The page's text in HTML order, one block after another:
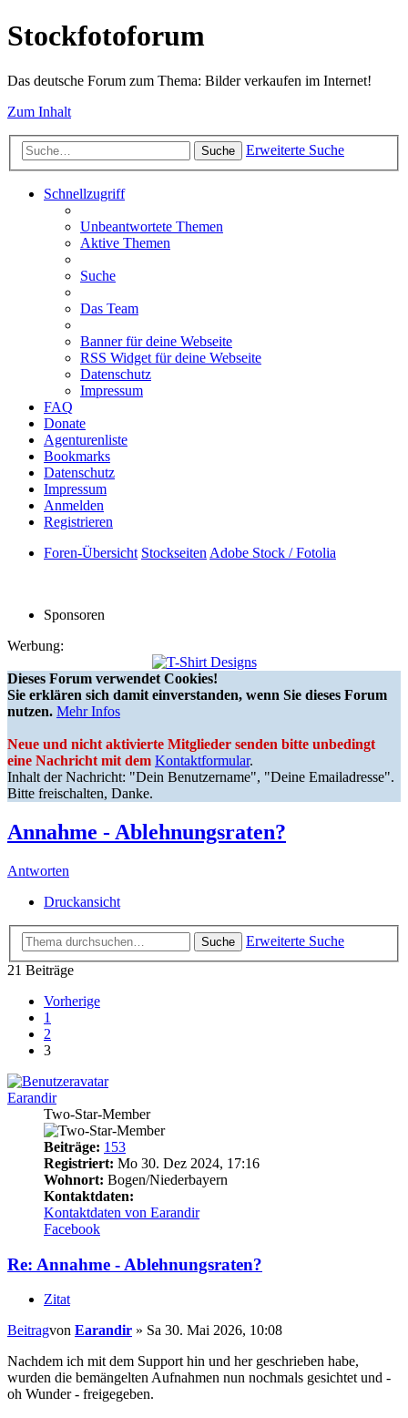
Stockfotoforum
Das deutsche Forum zum Thema: Bilder verkaufen im Internet!
Zum Inhalt
Suche Erweiterte Suche
Schnellzugriff
Unbeantwortete Themen
Aktive Themen
Suche
Das Team
Banner für deine Webseite
RSS Widget für deine Webseite
Datenschutz
Impressum
FAQ
Donate
Agenturenliste
Bookmarks
Datenschutz
Impressum
Anmelden
Registrieren
Foren-Übersicht StockseitenAdobe Stock / Fotolia
Sponsoren
Werbung:
Dieses Forum verwendet Cookies!
Sie erklären sich damit einverstanden, wenn Sie dieses Forum
nutzen. Mehr Infos
Neue und nicht aktivierte Mitglieder senden bitte unbedingt
eine Nachricht mit dem Kontaktformular.
Inhalt der Nachricht: "Dein Benutzername", "Deine Emailadresse".
Bitte freischalten, Danke.
Annahme - Ablehnungsraten?
Antworten
Druckansicht
Suche
Erweiterte Suche
21 Beiträge
Vorherige
1
2
3
Earandir
Two-Star-Member
Beiträge: 153
Registriert: Mo 30. Dez 2024, 17:16
Wohnort: Bogen/Niederbayern
Kontaktdaten:
Kontaktdaten von Earandir
Facebook
Re: Annahme - Ablehnungsraten?
Zitat
Beitragvon Earandir » Sa 30. Mai 2026, 10:08
Nachdem ich mit dem Support hin und her geschrieben habe,
wurden die bemängelten Aufnahmen nun nochmals gesichtet und -
oh Wunder - freigegeben.